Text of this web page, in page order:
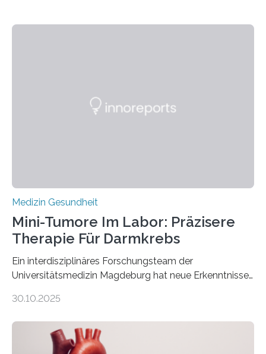
Medizin Gesundheit
Mini-Tumore Im Labor: Präzisere
Therapie Für Darmkrebs
Ein interdisziplinäres Forschungsteam der
Universitätsmedizin Magdeburg hat neue Erkenntnisse
behandelt werden kann. In ihrer aktuellen Studie,
Oncology, zeigen die Forschenden, dass Mini-Tumore
aus Gewebe von Patientinnen und Patienten –
30.10.2025